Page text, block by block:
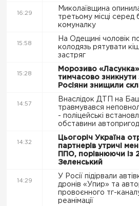
16:29
Миколаївщина
третьому місці серед
комуналку
15:58
На Одещині чоловік
колодязь рятувати
застряг
15:28
Морозиво
тимчасово зникнути
Росіяни знищили
14:57
Внаслідок ДТП на
травмувався
- поліцейські
обставини
14:32
Цьогоріч Україна
партнерів утричі
ППО, порівнюючи із
Зеленський
14:29
У Росії підірвали
дронів «Упир» та
провоєнного тг-
реанімації